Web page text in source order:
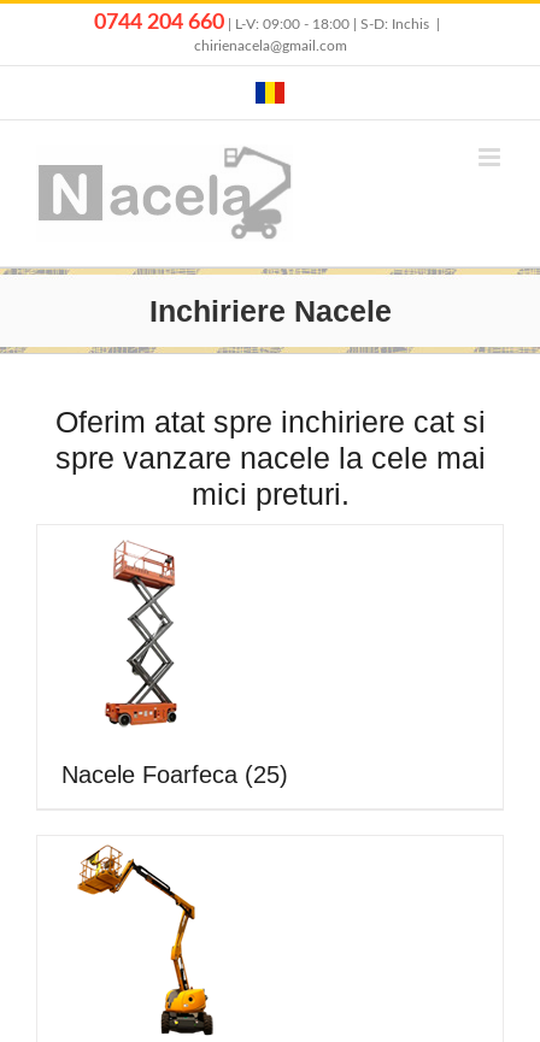
content
0744 204 660| L-V: 09:00 - 18:00 | S-D: Inchis
chirienacela@gmail.com
Inchiriere Nacele
Oferim atat spre inchiriere cat si
spre vanzare nacele la cele mai
mici preturi.
Nacele Foarfeca (25)